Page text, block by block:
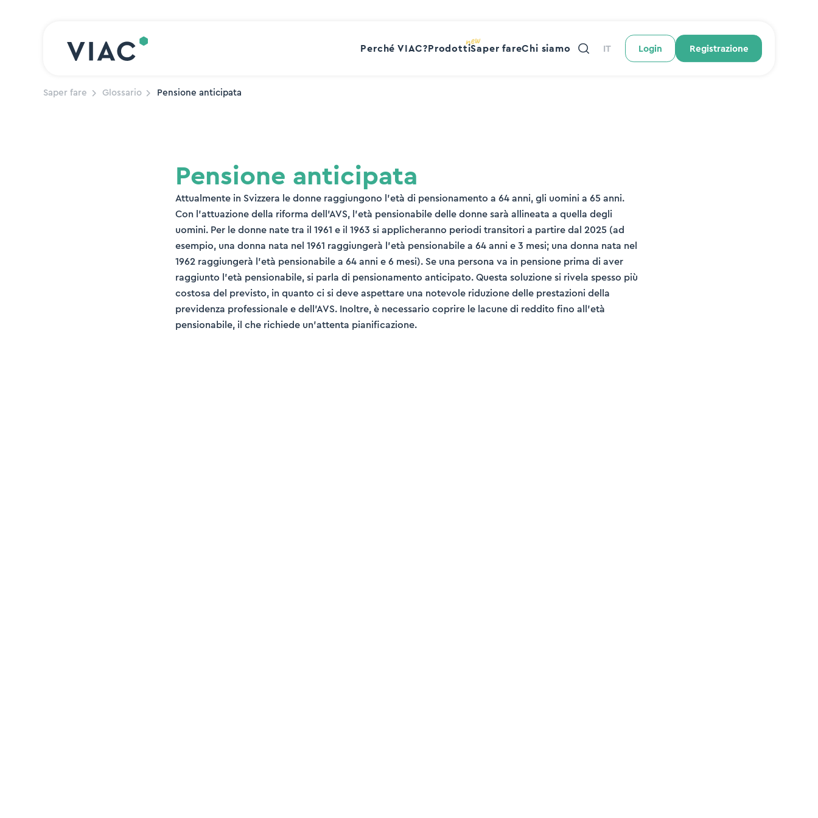
Perché VIAC? ProdottiSaper fareChi siamo IT Login Registrazione
Saper fare Glossario Pensione anticipata
Pensione anticipata
Attualmente in Svizzera le donne raggiungono l’età di pensionamento a 64 anni, gli uomini a 65 anni.
Con l’attuazione della riforma dell’AVS, l’età pensionabile delle donne sarà allineata a quella degli
uomini. Per le donne nate tra il 1961 e il 1963 si applicheranno periodi transitori a partire dal 2025 (ad
esempio, una donna nata nel 1961 raggiungerà l’età pensionabile a 64 anni e 3 mesi; una donna nata nel
1962 raggiungerà l’età pensionabile a 64 anni e 6 mesi). Se una persona va in pensione prima di aver
raggiunto l’età pensionabile, si parla di pensionamento anticipato. Questa soluzione si rivela spesso più
costosa del previsto, in quanto ci si deve aspettare una notevole riduzione delle prestazioni della
previdenza professionale e dell’AVS. Inoltre, è necessario coprire le lacune di reddito fino all’età
pensionabile, il che richiede un’attenta pianificazione.